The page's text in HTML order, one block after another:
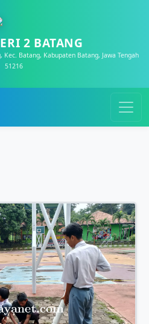
2 BATANG
Kec. Batang, Kabupaten Batang, Jawa Tengah
51216